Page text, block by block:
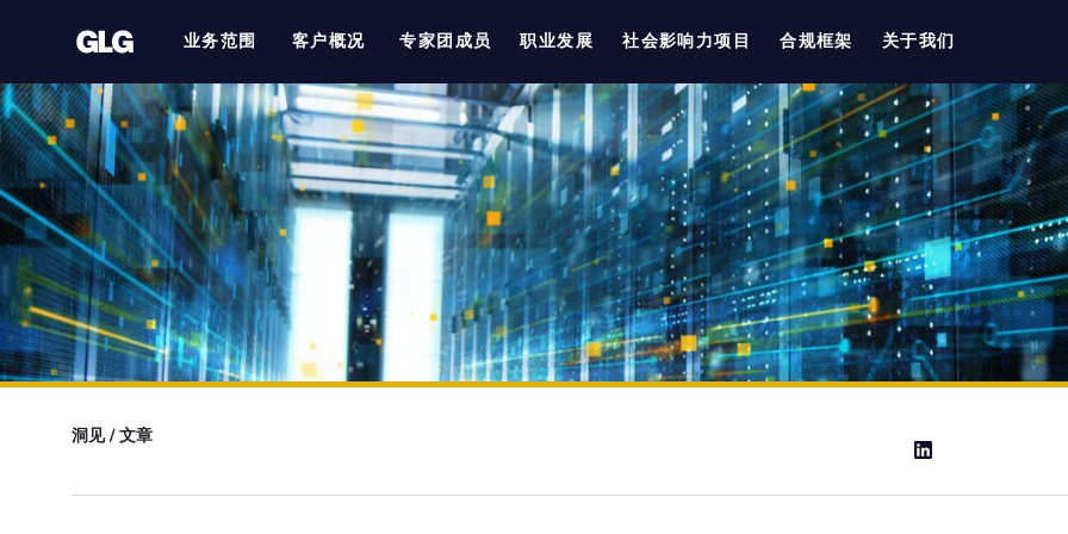
业务范围 客户概况 专家团成员 职业发展 社会影响力项目 合规框架 关于我们
洞见 / 文章